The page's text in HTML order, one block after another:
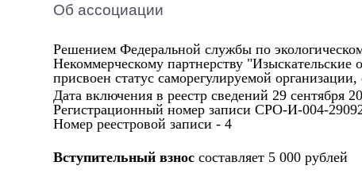
Об ассоциации
Решением Федеральной службы по
Некоммерческому партнерству "Изыскательские
присвоен статус саморегулируемой
Дата включения в реестр сведений 29 сентября
Регистрационный номер записи СРО-И-004-
Номер реестровой записи - 4
Вступительный взнос составляет 5 000 рублей